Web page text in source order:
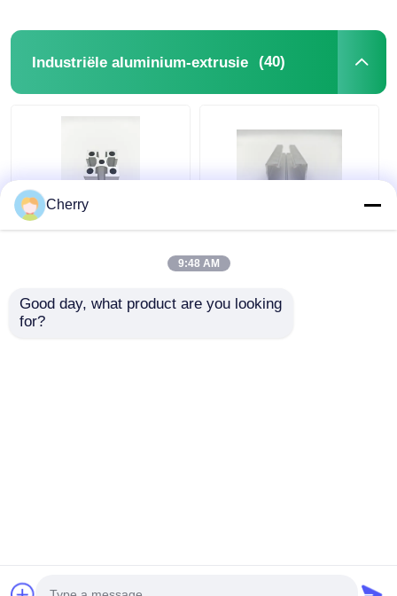
Industriële aluminium-extrusie (40)
aluminium extruderen
geanodiseerde
aluminiumprofielen
industrieel aluminium
extrusie voor
moderne
schuifdeuren
Cherry
9:48 AM
Good day, what product are you looking
for?